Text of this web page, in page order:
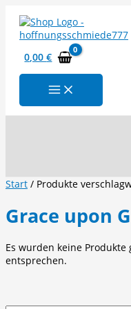
Inhalt
springen
0,00€
Start / Produkte
Grace upon
Es wurden keine
entsprechen.